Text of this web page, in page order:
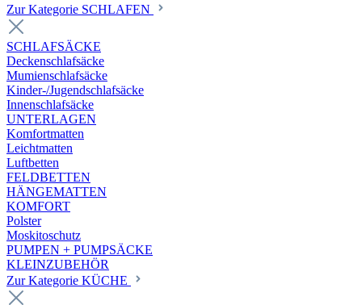
Zur Kategorie SCHLAFEN
SCHLAFSÄCKE
Deckenschlafsäcke
Mumienschlafsäcke
Kinder-/Jugendschlafsäcke
Innenschlafsäcke
UNTERLAGEN
Komfortmatten
Leichtmatten
Luftbetten
FELDBETTEN
HÄNGEMATTEN
KOMFORT
Polster
Moskitoschutz
PUMPEN + PUMPSÄCKE
KLEINZUBEHÖR
Zur Kategorie KÜCHE